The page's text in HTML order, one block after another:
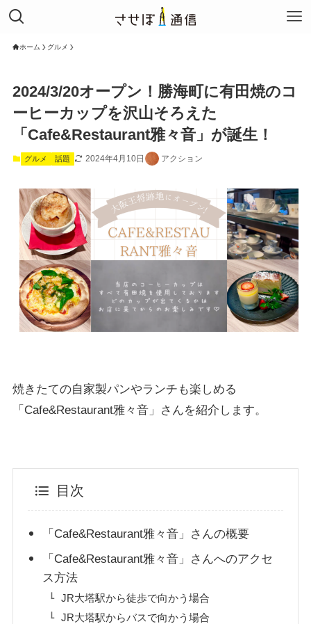
ホーム グルメ
2024/3/20オープン！勝海町に有田焼のコ
ーヒーカップを沢山そろえた
「Cafe&Restaurant雅々音」が誕生！
グルメ 話題 2024年4月10日 アクション
焼きたての自家製パンやランチも楽しめる
「Cafe&Restaurant雅々音」さんを紹介します。
目次
「Cafe&Restaurant雅々音」さんの概要
「Cafe&Restaurant雅々音」さんへのアクセ
ス方法
JR大塔駅から徒歩で向かう場合
JR大塔駅からバスで向かう場合